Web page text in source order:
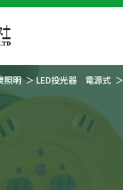
照明 LED投光器 電源式